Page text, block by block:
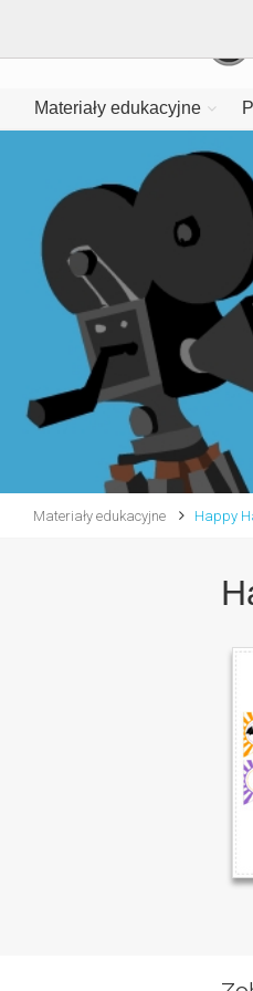
Materiały edukacyjne
Materiały edukacyjne Happy